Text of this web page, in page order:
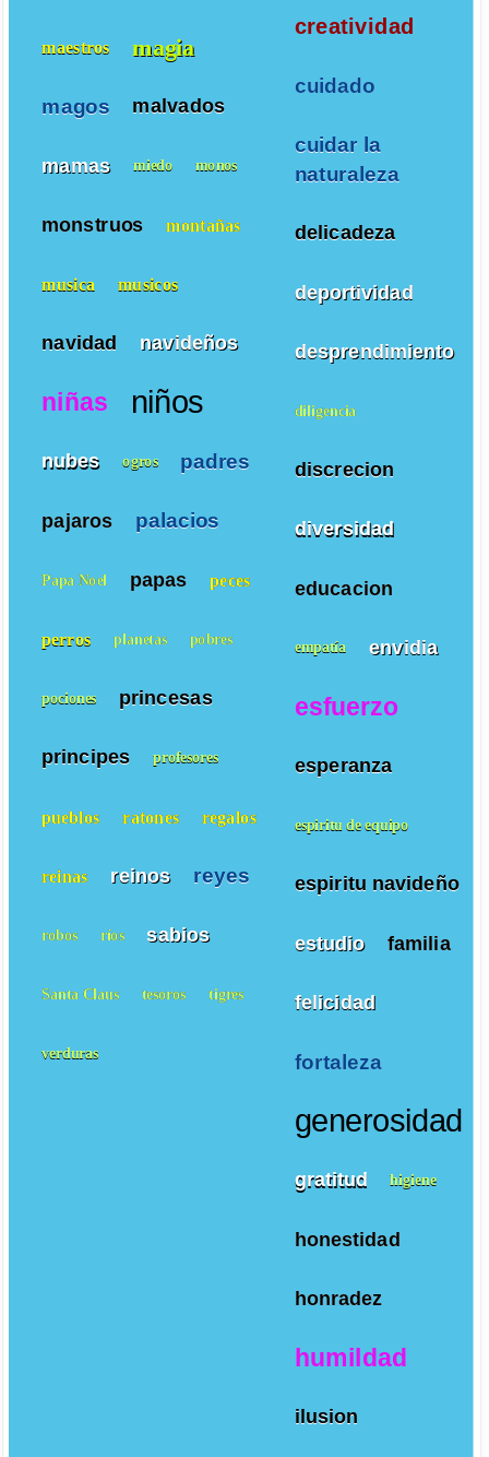
creatividad
cuidado
cuidar la
naturaleza
delicadeza
deportividad
desprendimiento
diligencia
discrecion
diversidad
educacion
empatía envidia
esfuerzo
esperanza
espiritu de equipo
espiritu navideño
estudio familia
felicidad
fortaleza
generosidad
gratitud higiene
honestidad
honradez
humildad
ilusion
maestros magia
magos malvados
mamas miedo monos
monstruos montañas
musica musicos
navidad navideños
niñas niños
nubes ogros padres
pajaros palacios
Papa Noel papas peces
perros planetas pobres
pociones princesas
principes profesores
pueblos ratones regalos
reinas reinos reyes
robos ríos sabios
Santa Claus tesoros tigres
verduras